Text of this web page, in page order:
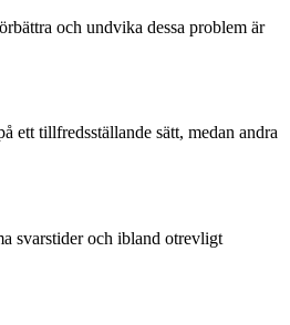
och undvika dessa problem är
ett tillfredsställande sätt, medan andra
svarstider och ibland otrevligt